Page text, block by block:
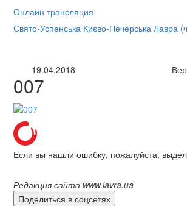
Онлайн трансляция
12 сентября
Свято-Успенська Києво-Печерська Лавра
19.04.2018
007
Если вы нашли ошибку, пожалуйста,
Редакция сайта www.lavra.ua
Поделиться в соцсетях